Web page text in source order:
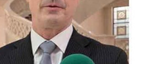
ОБЪЯВЛЕНИЕ ДЛЯ
КОНТАКТНЫЕ